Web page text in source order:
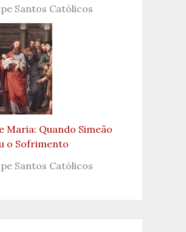
Santos Católicos
Maria: Quando Simeão
o Sofrimento
Santos Católicos